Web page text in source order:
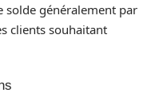
solde généralement par
clients souhaitant